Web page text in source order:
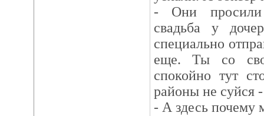
- Они просили
свадьба у
специально
еще. Ты со
спокойно тут
районы не суйся
- А здесь почему